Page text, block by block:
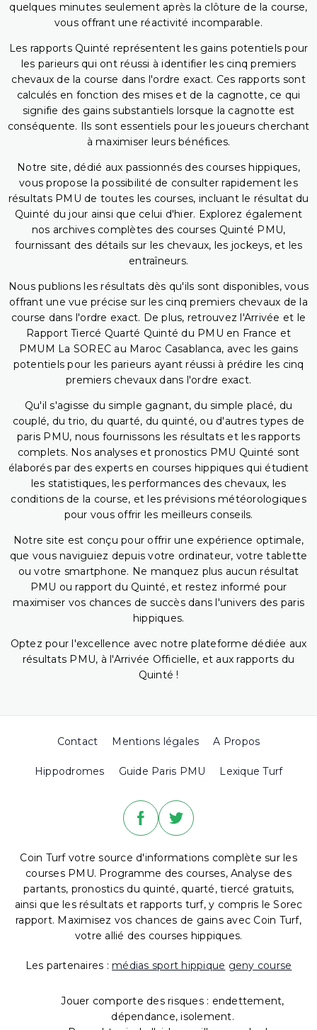
quelques minutes seulement après la clôture de la course,
vous offrant une réactivité incomparable.
Les rapports Quinté représentent les gains potentiels pour
les parieurs qui ont réussi à identifier les cinq premiers
chevaux de la course dans l'ordre exact. Ces rapports sont
calculés en fonction des mises et de la cagnotte, ce qui
signifie des gains substantiels lorsque la cagnotte est
conséquente. Ils sont essentiels pour les joueurs cherchant
à maximiser leurs bénéfices.
Notre site, dédié aux passionnés des courses hippiques,
vous propose la possibilité de consulter rapidement les
résultats PMU de toutes les courses, incluant le résultat du
Quinté du jour ainsi que celui d'hier. Explorez également
nos archives complètes des courses Quinté PMU,
fournissant des détails sur les chevaux, les jockeys, et les
entraîneurs.
Nous publions les résultats dès qu'ils sont disponibles, vous
offrant une vue précise sur les cinq premiers chevaux de la
course dans l'ordre exact. De plus, retrouvez l'Arrivée et le
Rapport Tiercé Quarté Quinté du PMU en France et
PMUM La SOREC au Maroc Casablanca, avec les gains
potentiels pour les parieurs ayant réussi à prédire les cinq
premiers chevaux dans l'ordre exact.
Qu'il s'agisse du simple gagnant, du simple placé, du
couplé, du trio, du quarté, du quinté, ou d'autres types de
paris PMU, nous fournissons les résultats et les rapports
complets. Nos analyses et pronostics PMU Quinté sont
élaborés par des experts en courses hippiques qui étudient
les statistiques, les performances des chevaux, les
conditions de la course, et les prévisions météorologiques
pour vous offrir les meilleurs conseils.
Notre site est conçu pour offrir une expérience optimale,
que vous naviguiez depuis votre ordinateur, votre tablette
ou votre smartphone. Ne manquez plus aucun résultat
PMU ou rapport du Quinté, et restez informé pour
maximiser vos chances de succès dans l'univers des paris
hippiques.
Optez pour l'excellence avec notre plateforme dédiée aux
résultats PMU, à l'Arrivée Officielle, et aux rapports du
Quinté !
Contact Mentions légales A Propos
Hippodromes Guide Paris PMU Lexique Turf
Coin Turf votre source d'informations complète sur les
courses PMU. Programme des courses, Analyse des
partants, pronostics du quinté, quarté, tiercé gratuits,
ainsi que les résultats et rapports turf, y compris le Sorec
rapport. Maximisez vos chances de gains avec Coin Turf,
votre allié des courses hippiques.
Les partenaires : médias sport hippique geny course
Jouer comporte des risques : endettement,
dépendance, isolement.